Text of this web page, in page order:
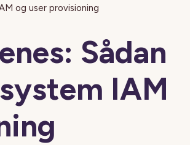
og user provisioning
Sådan
IAM